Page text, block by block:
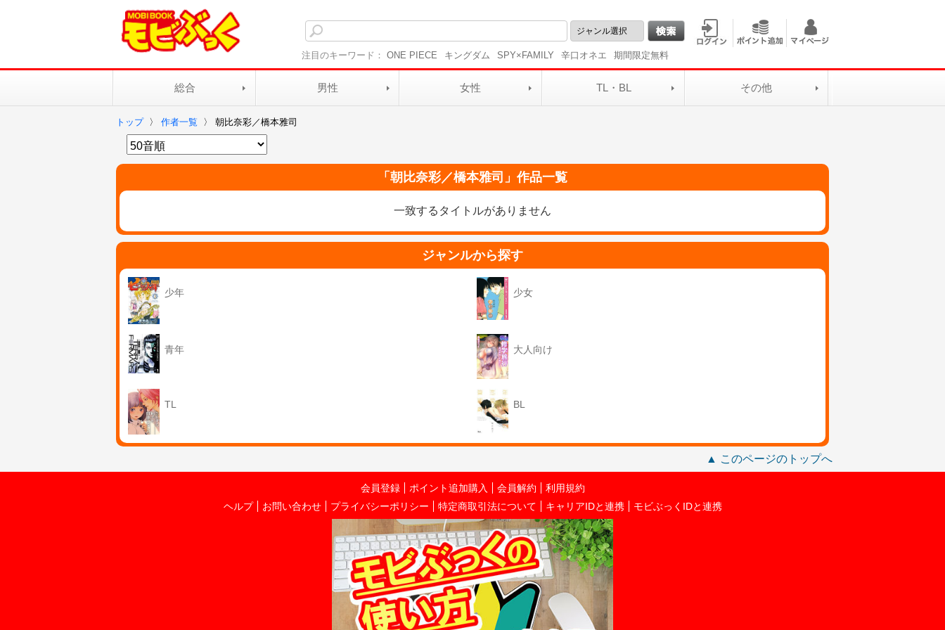
注目のキーワード： ONE PIECE キングダム SPY×FAMILY 辛口オネエ 期間限定無料
総合 男性 女性 TL・BL その他
トップ 〉 作者一覧 〉 朝比奈彩／橋本雅司
「 朝比奈彩／橋本雅司 」作品一覧
一致するタイトルがありません
ジャンルから探す
少年 少女
青年 大人向け
TL BL
▲ このページのトップへ
会員登録 ポイント追加購入 会員解約
利用規約
ヘルプ
お問い合わせ プライバシーポリシー 特定商取引法について キャリアIDと連携 モビぶっくIDと連携